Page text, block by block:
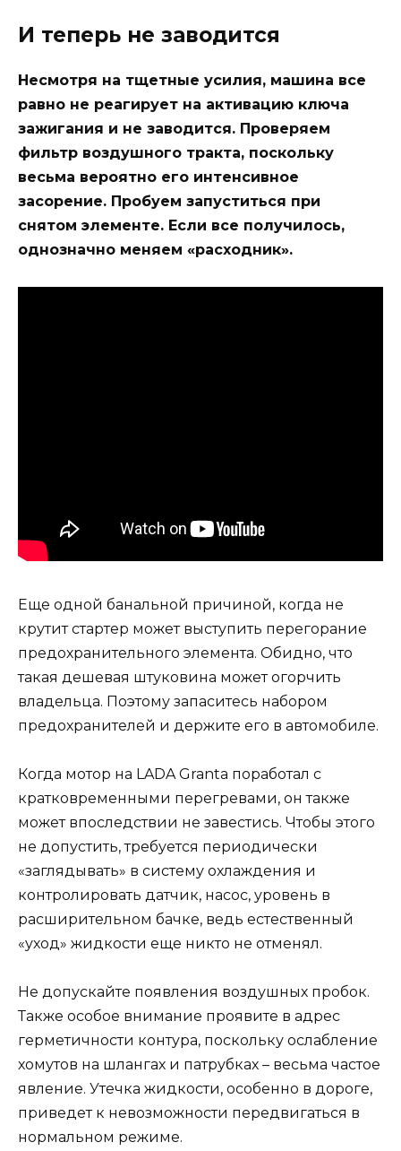
И теперь не заводится
Несмотря на тщетные усилия, машина все
равно не реагирует на активацию ключа
зажигания и не заводится. Проверяем
фильтр воздушного тракта, поскольку
весьма вероятно его интенсивное
засорение. Пробуем запуститься при
снятом элементе. Если все получилось,
однозначно меняем «расходник».
Еще одной банальной причиной, когда не
крутит стартер может выступить перегорание
предохранительного элемента. Обидно, что
такая дешевая штуковина может огорчить
владельца. Поэтому запаситесь набором
предохранителей и держите его в автомобиле.
Когда мотор на LADA Granta поработал с
кратковременными перегревами, он также
может впоследствии не завестись. Чтобы этого
не допустить, требуется периодически
«заглядывать» в систему охлаждения и
контролировать датчик, насос, уровень в
расширительном бачке, ведь естественный
«уход» жидкости еще никто не отменял.
Не допускайте появления воздушных пробок.
Также особое внимание проявите в адрес
герметичности контура, поскольку ослабление
хомутов на шлангах и патрубках – весьма частое
явление. Утечка жидкости, особенно в дороге,
приведет к невозможности передвигаться в
нормальном режиме.